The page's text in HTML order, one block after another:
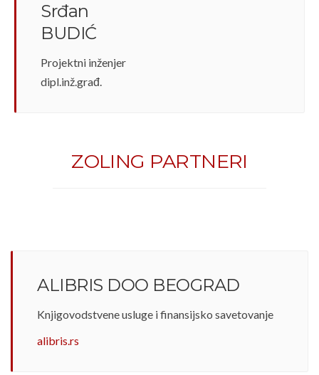
Srđan
BUDIĆ
Projektni inženjer
dipl.inž.građ.
ZOLING PARTNERI
ALIBRIS DOO BEOGRAD
Knjigovodstvene usluge i finansijsko savetovanje
alibris.rs